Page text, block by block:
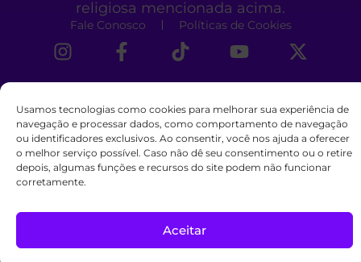
Usamos tecnologias como cookies para melhorar sua experiência de
navegação e processar dados, como comportamento de navegação
ou identificadores exclusivos. Ao consentir, você nos ajuda a oferecer
o melhor serviço possível. Caso não dê seu consentimento ou o retire
depois, algumas funções e recursos do site podem não funcionar
corretamente.
Aceitar
religiosa mencionada acima.
Fale Conosco Políticas de Cookies